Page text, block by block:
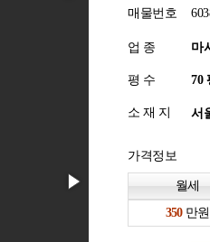
매물번호
업 종 마
평 수
소 재 지 서
가격정보
월세
만원